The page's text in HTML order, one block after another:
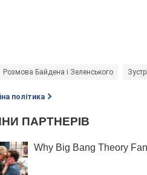
Розмова Байдена і Зеленського
політика